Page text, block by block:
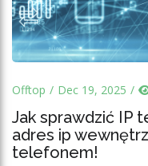
Offtop Dec 19, 2025
Jak sprawdzić IP
adres ip
telefonem!